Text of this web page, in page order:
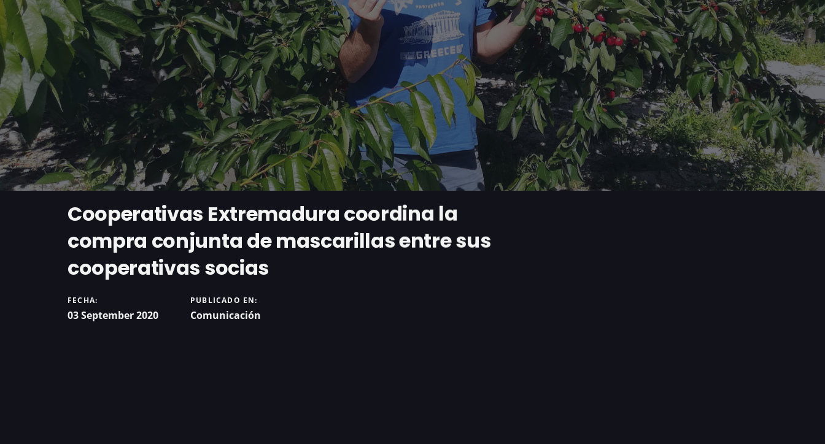
Cooperativas Extremadura coordina la
compra conjunta de mascarillas entre sus
cooperativas socias
FECHA:
03 September 2020
PUBLICADO EN:
Comunicación